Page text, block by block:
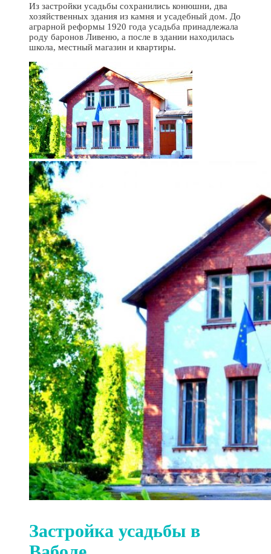
Из застройки усадьбы сохранились конюшни, два
хозяйственных здания из камня и усадебный дом. До
аграрной реформы 1920 года усадьба принадлежала
роду баронов Ливеню, а после в здании находилась
школа, местный магазин и квартиры.
Застройка усадьбы в